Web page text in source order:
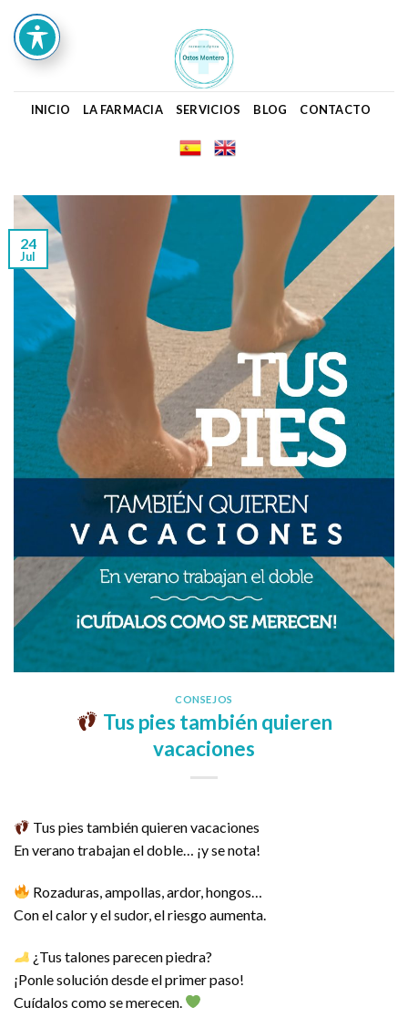
content
INICIO LA FARMACIA SERVICIOS BLOG CONTACTO
24
Jul
CONSEJOS
Tus pies también quieren
vacaciones
Tus pies también quieren vacaciones
En verano trabajan el doble… ¡y se nota!
Rozaduras, ampollas, ardor, hongos…
Con el calor y el sudor, el riesgo aumenta.
¿Tus talones parecen piedra?
¡Ponle solución desde el primer paso!
Cuídalos como se merecen.